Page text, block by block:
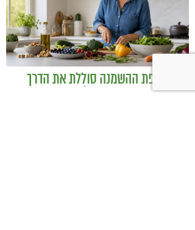
כיצד מגפת ההשמנה סוללת את הדרך
לאלצהיימר, והפתרון של הרפואה